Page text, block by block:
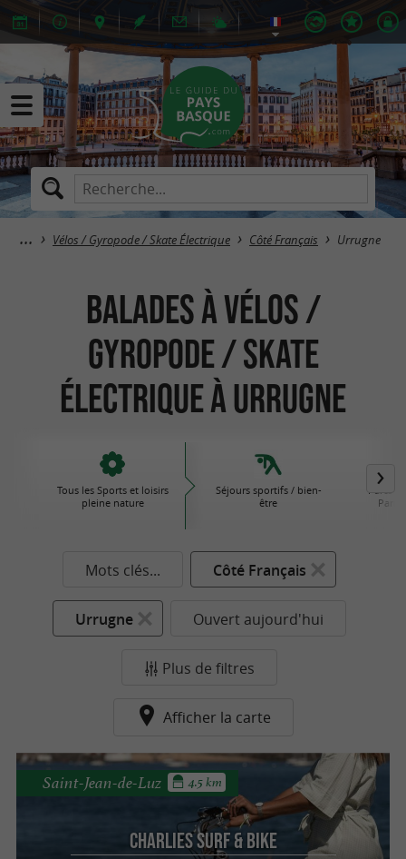
Vélos / Gyropode / Skate Électrique Côté Français Urrugne
Balades à Vélos /
Gyropode / Skate
Électrique à Urrugne
Tous les Sports et loisirs
pleine nature
Séjours sportifs / bien-
être
Parcs
Mots clés... Côté Français
Urrugne Ouvert aujourd'hui
Plus de filtres
Afficher la carte
Charlies surf & bike
Saint-Jean-de-Luz 4.5 km